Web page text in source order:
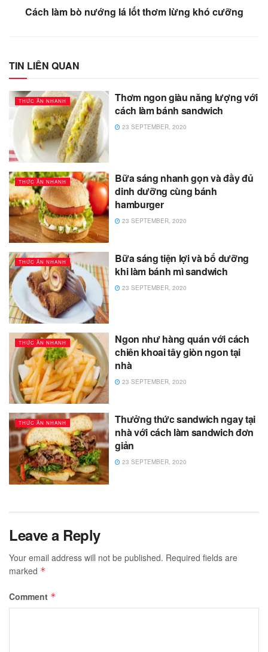
Cách làm bò nướng lá lốt thơm lừng khó cưỡng
TIN LIÊN QUAN
THỨC ĂN NHANH
Thơm ngon giàu năng lượng với
cách làm bánh sandwich
23 SEPTEMBER, 2020
THỨC ĂN NHANH
Bữa sáng nhanh gọn và đầy đủ
dinh dưỡng cùng bánh
hamburger
23 SEPTEMBER, 2020
THỨC ĂN NHANH
Bữa sáng tiện lợi và bổ dưỡng
khi làm bánh mì sandwich
23 SEPTEMBER, 2020
THỨC ĂN NHANH
Ngon như hàng quán với cách
chiên khoai tây giòn ngon tại
nhà
23 SEPTEMBER, 2020
THỨC ĂN NHANH
Thưởng thức sandwich ngay tại
nhà với cách làm sandwich đơn
giản
23 SEPTEMBER, 2020
Leave a Reply
Your email address will not be published. Required fields are
marked *
Comment *